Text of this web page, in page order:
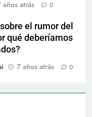
años atrás 0
el rumor del
qué deberíamos
7 años atrás 0